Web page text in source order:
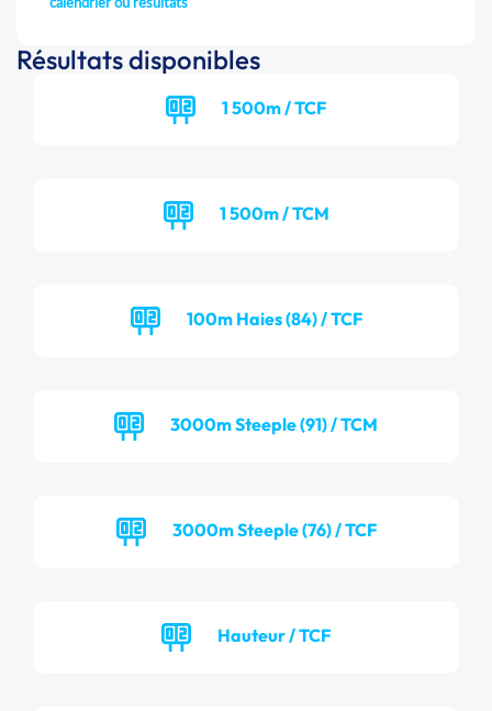
Résultats disponibles
1 500m / TCF
1 500m / TCM
100m Haies (84) / TCF
3000m Steeple (91) / TCM
3000m Steeple (76) / TCF
Hauteur / TCF